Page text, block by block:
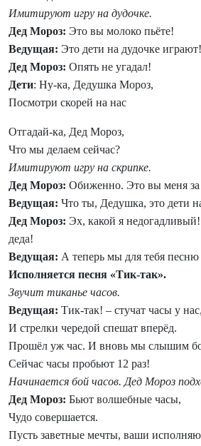
Имитируют игру на дудочке.
Дед Мороз: Это вы молоко пьёте!
Ведущая: Это дети на дудочке играют!
Дед Мороз: Опять не угадал!
Дети: Ну-ка, Дедушка Мороз,
Посмотри скорей на нас
Отгадай-ка, Дед Мороз,
Что мы делаем сейчас?
Имитируют игру на скрипке.
Дед Мороз: Обиженно. Это вы меня за
Ведущая: Что ты, Дедушка, это дети
Дед Мороз: Эх, какой я
деда!
Ведущая: А теперь мы для тебя
Исполняется песня «Тик-так».
Звучит тиканье часов.
Ведущая: Тик-так! – стучат часы у нас,
И стрелки чередой спешат вперёд.
Прошёл уж час. И вновь мы слышим
Сейчас часы пробьют 12 раз!
Начинается бой часов. Дед Мороз
Дед Мороз: Бьют волшебные часы,
Чудо совершается.
Пусть заветные мечты, ваши